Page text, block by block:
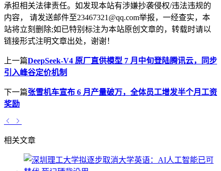
承担相关法律责任。如发现本站有涉嫌抄袭侵权/违法违规的
内容， 请发送邮件至23467321@qq.com举报，一经查实，本
站将立刻删除;如已特别标注为本站原创文章的，转载时请以
链接形式注明文章出处，谢谢！
上一篇DeepSeek-V4 原厂直供模型 7 月中旬登陆腾讯云，同步
引入峰谷定价机制
下一篇张雪机车宣布 6 月产量破万，全体员工增发半个月工资
奖励
相关文章